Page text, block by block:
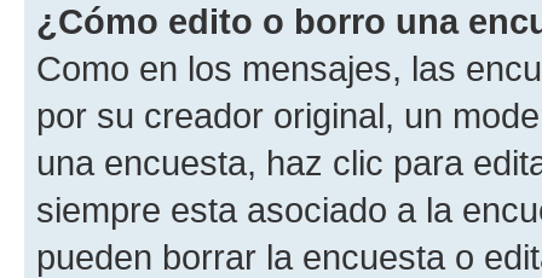
¿Cómo edito o borro una
Como en los mensajes, las
por su creador original, un
una encuesta, haz clic para
siempre esta asociado a la
pueden borrar la encuesta o